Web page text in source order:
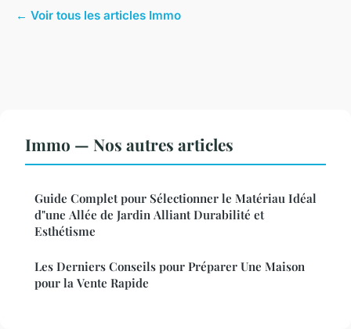
← Voir tous les articles Immo
Immo — Nos autres articles
Guide Complet pour Sélectionner le Matériau Idéal
d"une Allée de Jardin Alliant Durabilité et
Esthétisme
Les Derniers Conseils pour Préparer Une Maison
pour la Vente Rapide